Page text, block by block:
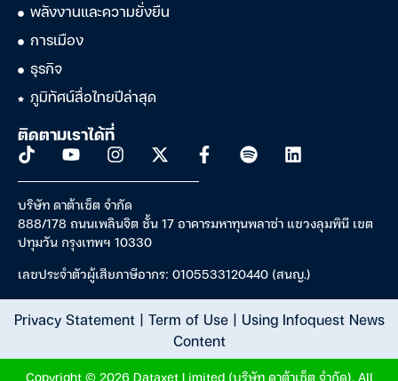
พลังงานและความยั่งยืน
การเมือง
ธุรกิจ
ภูมิทัศน์สื่อไทยปีล่าสุด
ติดตามเราได้ที่
บริษัท ดาต้าเซ็ต จำกัด
888/178 ถนนเพลินจิต ชั้น 17 อาคารมหาทุนพลาซ่า แขวงลุมพินี เขต
ปทุมวัน กรุงเทพฯ 10330
เลขประจำตัวผู้เสียภาษีอากร: 0105533120440 (สนญ.)
Privacy Statement| Term of Use| Using Infoquest News
Content